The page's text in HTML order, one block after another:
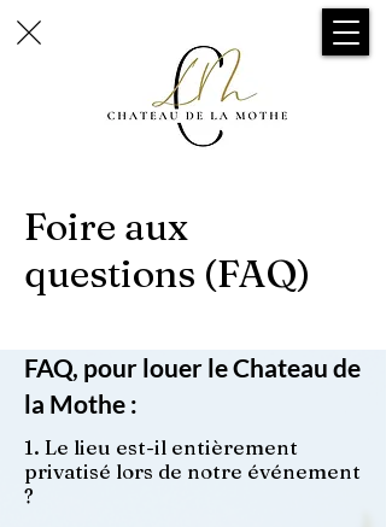
Foire aux
questions (FAQ)
FAQ, pour louer le Chateau de
la Mothe :
1. Le lieu est-il entièrement
privatisé lors de notre événement
?